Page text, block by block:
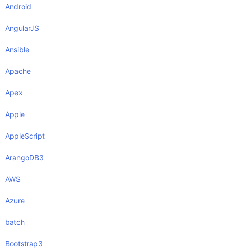
Android
AngularJS
Ansible
Apache
Apex
Apple
AppleScript
ArangoDB3
AWS
Azure
batch
Bootstrap3